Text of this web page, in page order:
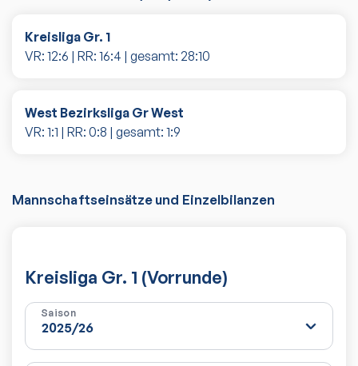
Kreisliga Gr. 1
VR: 12:6 | RR: 16:4 | gesamt: 28:10
West Bezirksliga Gr West
VR: 1:1 | RR: 0:8 | gesamt: 1:9
Mannschaftseinsätze und Einzelbilanzen
Kreisliga Gr. 1 (Vorrunde)
Saison